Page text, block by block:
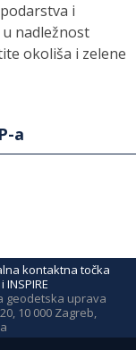
i
nadležnost
okoliša i zelene
a
kontaktna točka
INSPIRE
geodetska uprava
10 000 Zagreb,